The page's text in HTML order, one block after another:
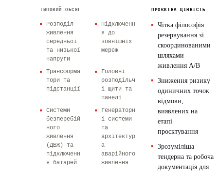
ТИПОВИЙ ОБСЯГ
Розподіл
живлення
середньої
та низької
напруги
Підключенн
я до
зовнішніх
мереж
Трансформа
тори та
підстанції
Головні
розподільч
і щити та
панелі
Системи
безперебій
ного
живлення
(ДБЖ) та
підключенн
я батарей
Генераторн
і системи
та
архітектур
а
аварійного
живлення
ПРОЄКТНА ЦІННІСТЬ
Чітка філософія
резервування зі
скоординованими
шляхами
живлення A/B
Зниження ризику
одиничних точок
відмови,
виявлених на
етапі
проєктування
Зрозуміліша
тендерна та робоча
документація для